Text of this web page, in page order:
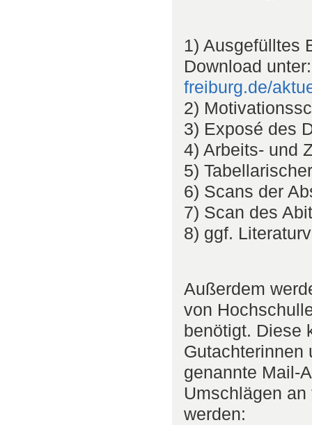
1) Ausgefülltes
Download
freiburg.de/
2)
3) Exposé des
4) Arbeits- und
5)
6) Scans der
7) Scan des
8) ggf.
Außerdem
von
benötigt. Diese
Gutachterinnen
genannte Mail-
Umschlägen
werden: